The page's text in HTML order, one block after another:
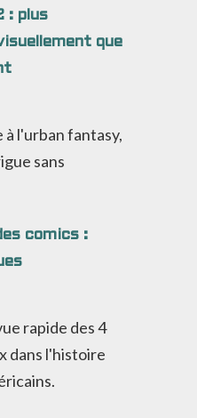
: plus
que
l'urban fantasy,
sans
comics :
rapide des 4
dans l'histoire